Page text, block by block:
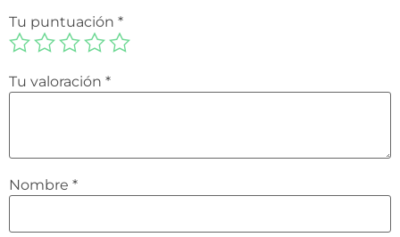
Tu puntuación *
Tu valoración *
Nombre *